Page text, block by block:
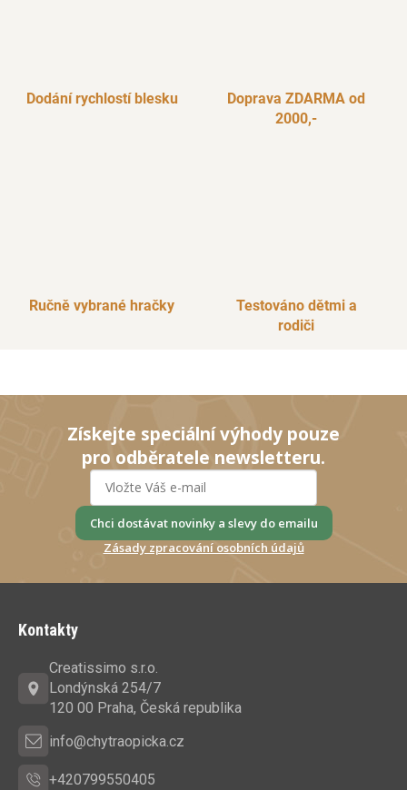
Dodání rychlostí blesku
Doprava ZDARMA od
2000,-
Ručně vybrané hračky
Testováno dětmi a
rodiči
Získejte speciální výhody pouze
pro odběratele newsletteru.
Chci dostávat novinky a slevy do emailu
Zásady zpracování osobních údajů
Kontakty
Creatissimo s.r.o.
Londýnská 254/7
120 00 Praha, Česká republika
info@chytraopicka.cz
+420799550405